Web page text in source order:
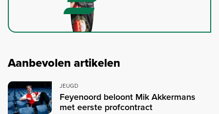
Aanbevolen artikelen
JEUGD
Feyenoord beloont Mik Akkermans
met eerste profcontract